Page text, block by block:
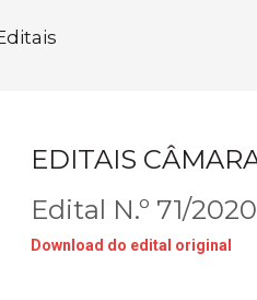
EDITAIS
Edital N.º 71/
Download do edital original